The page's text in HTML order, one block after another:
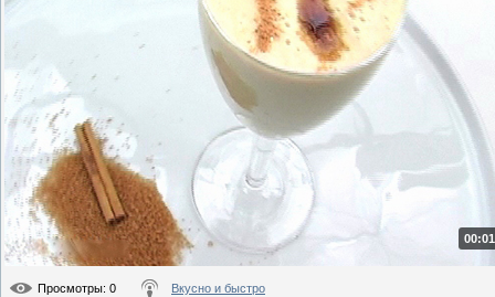
Просмотры: 0 Вкусно и быстро